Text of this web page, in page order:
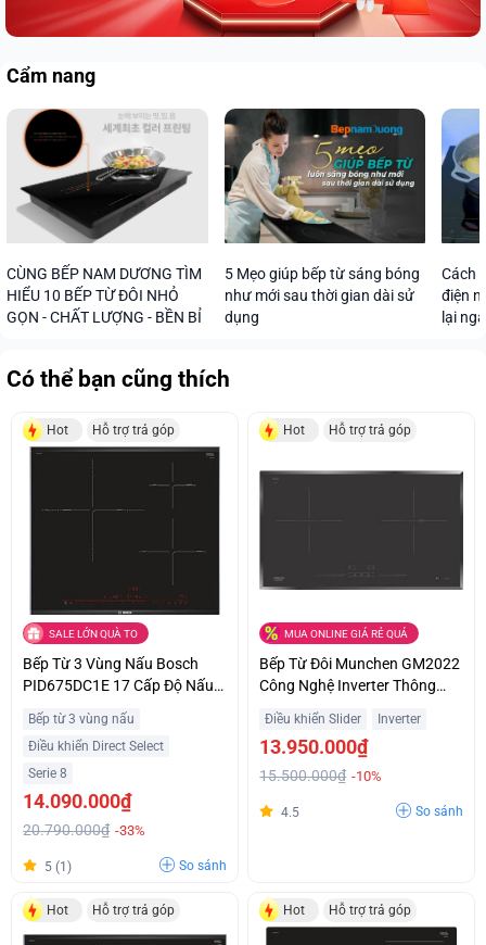
Cẩm nang
CÙNG BẾP NAM DƯƠNG TÌM
HIỂU 10 BẾP TỪ ĐÔI NHỎ
GỌN - CHẤT LƯỢNG - BỀN BỈ
5 Mẹo giúp bếp từ sáng bóng
như mới sau thời gian dài sử
dụng
Cách
điện
lại
Có thể bạn cũng thích
Hot Hỗ trợ trả góp
SALE LỚN QUÀ TO
Bếp Từ 3 Vùng Nấu Bosch
PID675DC1E 17 Cấp Độ Nấu
Bếp từ 3 vùng nấu
Điều khiển Direct Select
Serie 8
14.090.000₫
20.790.000₫ -33%
5 (1) So sánh
Hot Hỗ trợ trả góp
MUA ONLINE GIÁ RẺ QUÁ
Bếp Từ Đôi Munchen GM2022
Công Nghệ Inverter Thông
Điều khiển Slider Inverter
13.950.000₫
15.500.000₫ -10%
4.5 So sánh
Hot Hỗ trợ trả góp Hot Hỗ trợ trả góp